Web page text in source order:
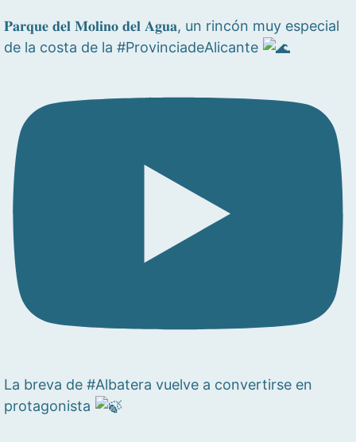
𝐏𝐚𝐫𝐪𝐮𝐞 𝐝𝐞𝐥 𝐌𝐨𝐥𝐢𝐧𝐨 𝐝𝐞𝐥 𝐀𝐠𝐮𝐚, un rincón muy especial
de la costa de la #ProvinciadeAlicante
La breva de #Albatera vuelve a convertirse en
protagonista